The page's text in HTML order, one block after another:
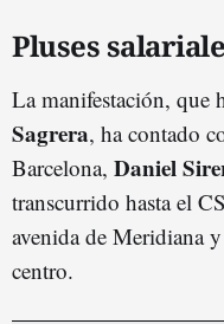
Pluses
La manifestación, que
Sagrera, ha contado
Barcelona, Daniel
transcurrido hasta el
avenida de Meridiana
centro.